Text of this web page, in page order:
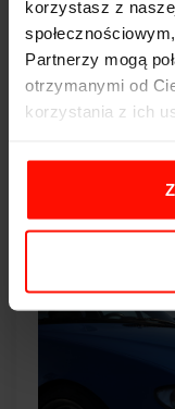
korzystasz z
Partnerzy mogą
otrzymanymi od
korzystania z ich
ustanawiać
powyżej
tym
przejażdżek.